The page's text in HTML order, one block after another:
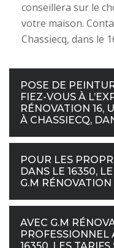
conseillera sur le
votre maison.
Chassiecq, dans le
POSE DE
FIEZ-VOUS À
RÉNOVATION 16,
À CHASSIECQ,
POUR LES
DANS LE 16350,
G.M RÉNOVATION
AVEC G.M
PROFESSIONNEL